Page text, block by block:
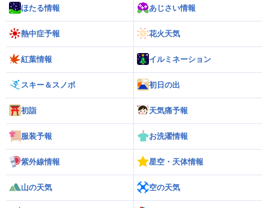
ほたる情報 あじさい情報
熱中症予報 花火天気
紅葉情報 イルミネーション
スキー＆スノボ 初日の出
初詣 天気痛予報
服装予報 お洗濯情報
紫外線情報 星空・天体情報
山の天気 空の天気